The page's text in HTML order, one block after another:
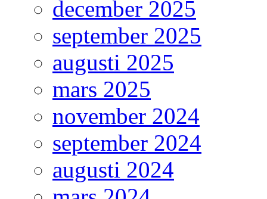
december 2025
september 2025
augusti 2025
mars 2025
november 2024
september 2024
augusti 2024